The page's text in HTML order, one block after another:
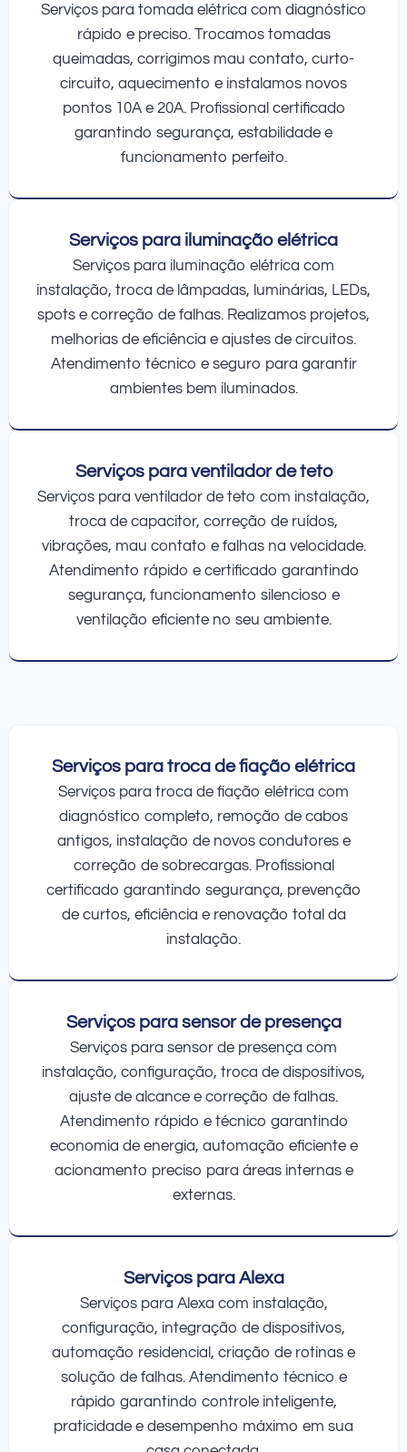
Serviços para tomada elétrica com diagnóstico
rápido e preciso. Trocamos tomadas
queimadas, corrigimos mau contato, curto-
circuito, aquecimento e instalamos novos
pontos 10A e 20A. Profissional certificado
garantindo segurança, estabilidade e
funcionamento perfeito.
Serviços para iluminação elétrica
Serviços para iluminação elétrica com
instalação, troca de lâmpadas, luminárias, LEDs,
spots e correção de falhas. Realizamos projetos,
melhorias de eficiência e ajustes de circuitos.
Atendimento técnico e seguro para garantir
ambientes bem iluminados.
Serviços para ventilador de teto
Serviços para ventilador de teto com instalação,
troca de capacitor, correção de ruídos,
vibrações, mau contato e falhas na velocidade.
Atendimento rápido e certificado garantindo
segurança, funcionamento silencioso e
ventilação eficiente no seu ambiente.
Serviços para troca de fiação elétrica
Serviços para troca de fiação elétrica com
diagnóstico completo, remoção de cabos
antigos, instalação de novos condutores e
correção de sobrecargas. Profissional
certificado garantindo segurança, prevenção
de curtos, eficiência e renovação total da
instalação.
Serviços para sensor de presença
Serviços para sensor de presença com
instalação, configuração, troca de dispositivos,
ajuste de alcance e correção de falhas.
Atendimento rápido e técnico garantindo
economia de energia, automação eficiente e
acionamento preciso para áreas internas e
externas.
Serviços para Alexa
Serviços para Alexa com instalação,
configuração, integração de dispositivos,
automação residencial, criação de rotinas e
solução de falhas. Atendimento técnico e
rápido garantindo controle inteligente,
praticidade e desempenho máximo em sua